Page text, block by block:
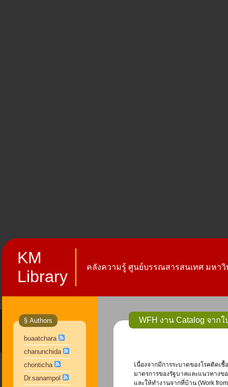
KM
Library
คลังความรู้ ศูนย์บรรณสารสนเทศ มหาวิ
§ Authors
buaatchara
chanunchida
chonticha
Dr.sanampol
WFH งาน Catalog จาก
เนื่องจากมีการระบาดของโรคติดเชื้อไวรัสโคโรนา 2019 (COVID-19) ละลอกใหม่ มหาวิทยาลัยหัวเฉียวเฉลิมพระเกียรติ ดำเนินการตาม
มาตรการของรัฐบาลและแนวทางข
และให้ทำงานจากที่บ้าน (Work